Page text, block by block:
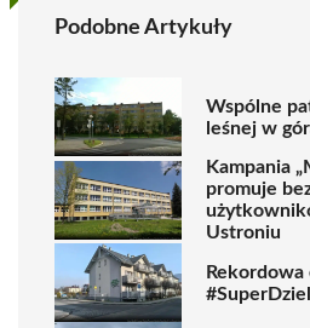
Podobne Artykuły
Wspólne
leśnej w
Kampania
promuje
Ustroniu
Rekordowa